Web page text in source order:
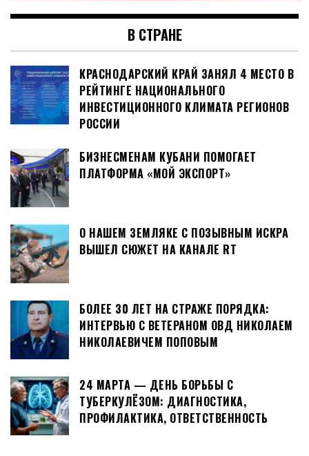
В СТРАНЕ
КРАСНОДАРСКИЙ КРАЙ ЗАНЯЛ 4 МЕСТО В
РЕЙТИНГЕ НАЦИОНАЛЬНОГО
ИНВЕСТИЦИОННОГО КЛИМАТА РЕГИОНОВ
РОССИИ
БИЗНЕСМЕНАМ КУБАНИ ПОМОГАЕТ
ПЛАТФОРМА «МОЙ ЭКСПОРТ»
О НАШЕМ ЗЕМЛЯКЕ С ПОЗЫВНЫМ ИСКРА
ВЫШЕЛ СЮЖЕТ НА КАНАЛЕ RT
БОЛЕЕ 30 ЛЕТ НА СТРАЖЕ ПОРЯДКА:
ИНТЕРВЬЮ С ВЕТЕРАНОМ ОВД НИКОЛАЕМ
НИКОЛАЕВИЧЕМ ПОПОВЫМ
24 МАРТА — ДЕНЬ БОРЬБЫ С
ТУБЕРКУЛЁЗОМ: ДИАГНОСТИКА,
ПРОФИЛАКТИКА, ОТВЕТСТВЕННОСТЬ